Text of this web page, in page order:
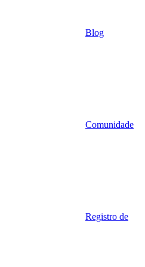
Blog
Comunidade
Registro de